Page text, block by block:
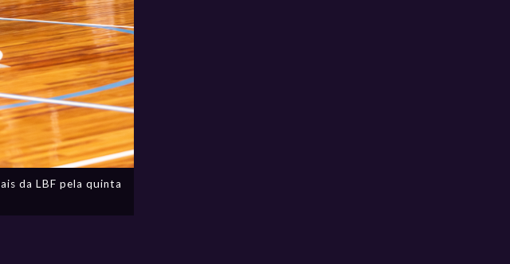
da LBF pela quinta